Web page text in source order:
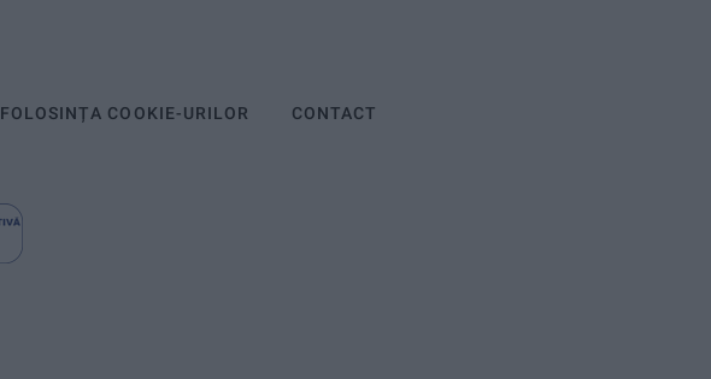
FOLOSINȚA COOKIE-URILOR CONTACT